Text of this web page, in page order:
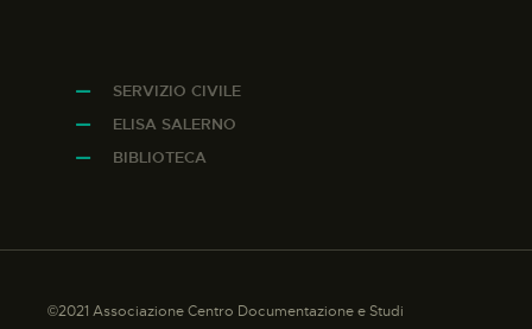
SERVIZIO CIVILE
ELISA SALERNO
BIBLIOTECA
©2021 Associazione Centro Documentazione e Studi